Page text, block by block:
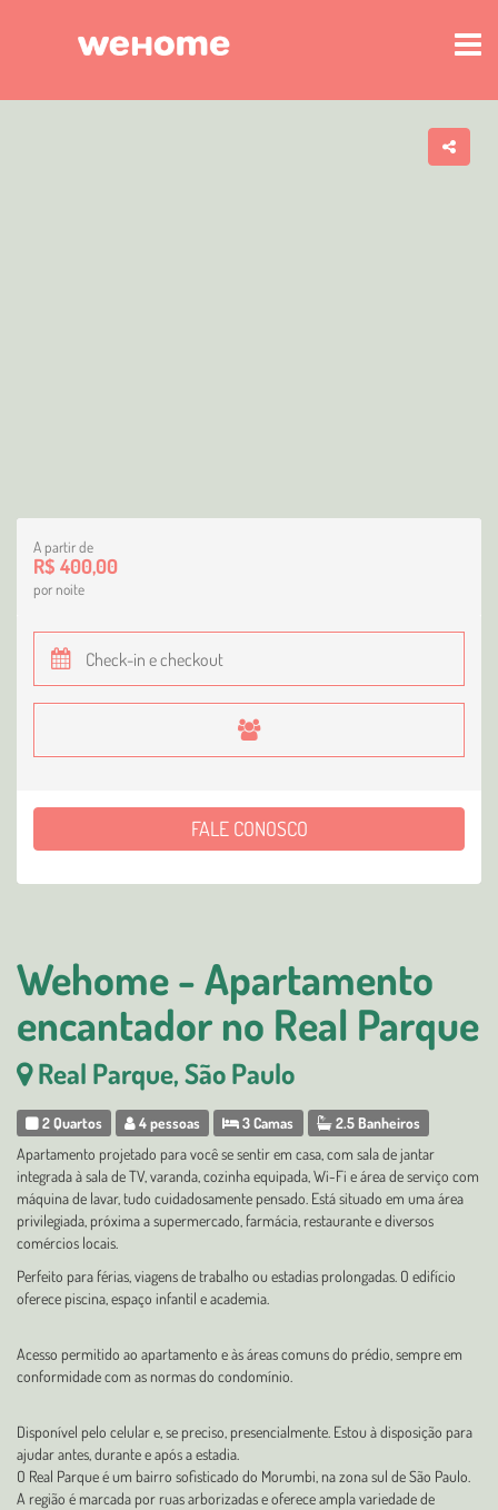
Wehome - Apartamento
encantador no Real Parque
Real Parque, São Paulo
2 Quartos 4 pessoas 3 Camas
2.5 Banheiros
Apartamento projetado para você se sentir em casa, com sala de jantar
integrada à sala de TV, varanda, cozinha equipada, Wi-Fi e área de serviço com
máquina de lavar, tudo cuidadosamente pensado. Está situado em uma área
privilegiada, próxima a supermercado, farmácia, restaurante e diversos
comércios locais.
Perfeito para férias, viagens de trabalho ou estadias prolongadas. O edifício
oferece piscina, espaço infantil e academia.
Acesso permitido ao apartamento e às áreas comuns do prédio, sempre em
conformidade com as normas do condomínio.
Disponível pelo celular e, se preciso, presencialmente. Estou à disposição para
ajudar antes, durante e após a estadia.
O Real Parque é um bairro sofisticado do Morumbi, na zona sul de São Paulo.
A região é marcada por ruas arborizadas e oferece ampla variedade de
A partir de
R$ 400,00
por noite
FALE CONOSCO